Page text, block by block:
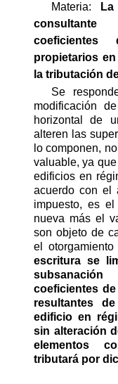
Materia:
propietarios
la tributación
Se
modificación
horizontal de
alteren las
lo componen,
valuable, ya
edificios en
acuerdo con el
impuesto, es
nueva más el
son objeto de
el
escritura se
coeficientes
resultantes
edificio en
sin alteración
elementos
tributará por